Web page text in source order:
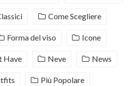
Come Scegliere
Forma del viso Icone
Have Neve News
Più Popolare